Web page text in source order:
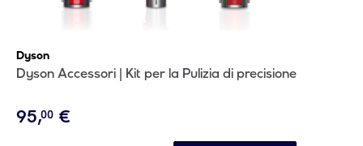
Dyson
Dyson Accessori | Kit per la Pulizia di precisione
95,00 €